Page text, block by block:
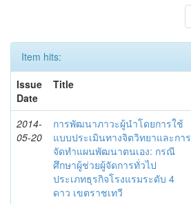
Item hits:
Issue
Date
Title
2014-
05-20
การพัฒนาภาวะผู้นำโดยการใช้
แบบประเมินทางจิตวิทยาและการ
จัดทำแผนพัฒนาตนเอง: กรณี
ศึกษาผู้ช่วยผู้จัดการทั่วไป
ประเภทธุรกิจโรงแรมระดับ 4
ดาว เขตราชเทวี